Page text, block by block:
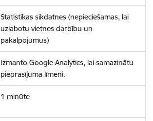
Statistikas sīkdatnes (nepieciešamas, lai
uzlabotu vietnes darbību un
pakalpojumus)
Izmanto Google Analytics, lai samazinātu
pieprasījuma līmeni.
1 minūte